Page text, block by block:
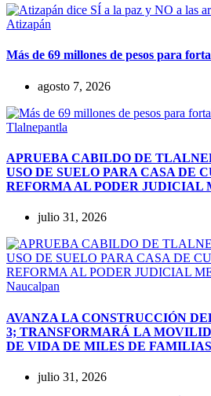
Atizapán
Más de 69 millones de pesos para
agosto 7, 2026
Tlalnepantla
APRUEBA CABILDO DE
USO DE SUELO PARA CASA DE
REFORMA AL PODER JUDICIAL
julio 31, 2026
Naucalpan
AVANZA LA CONSTRUCCIÓN
3; TRANSFORMARÁ LA
DE VIDA DE MILES DE
julio 31, 2026